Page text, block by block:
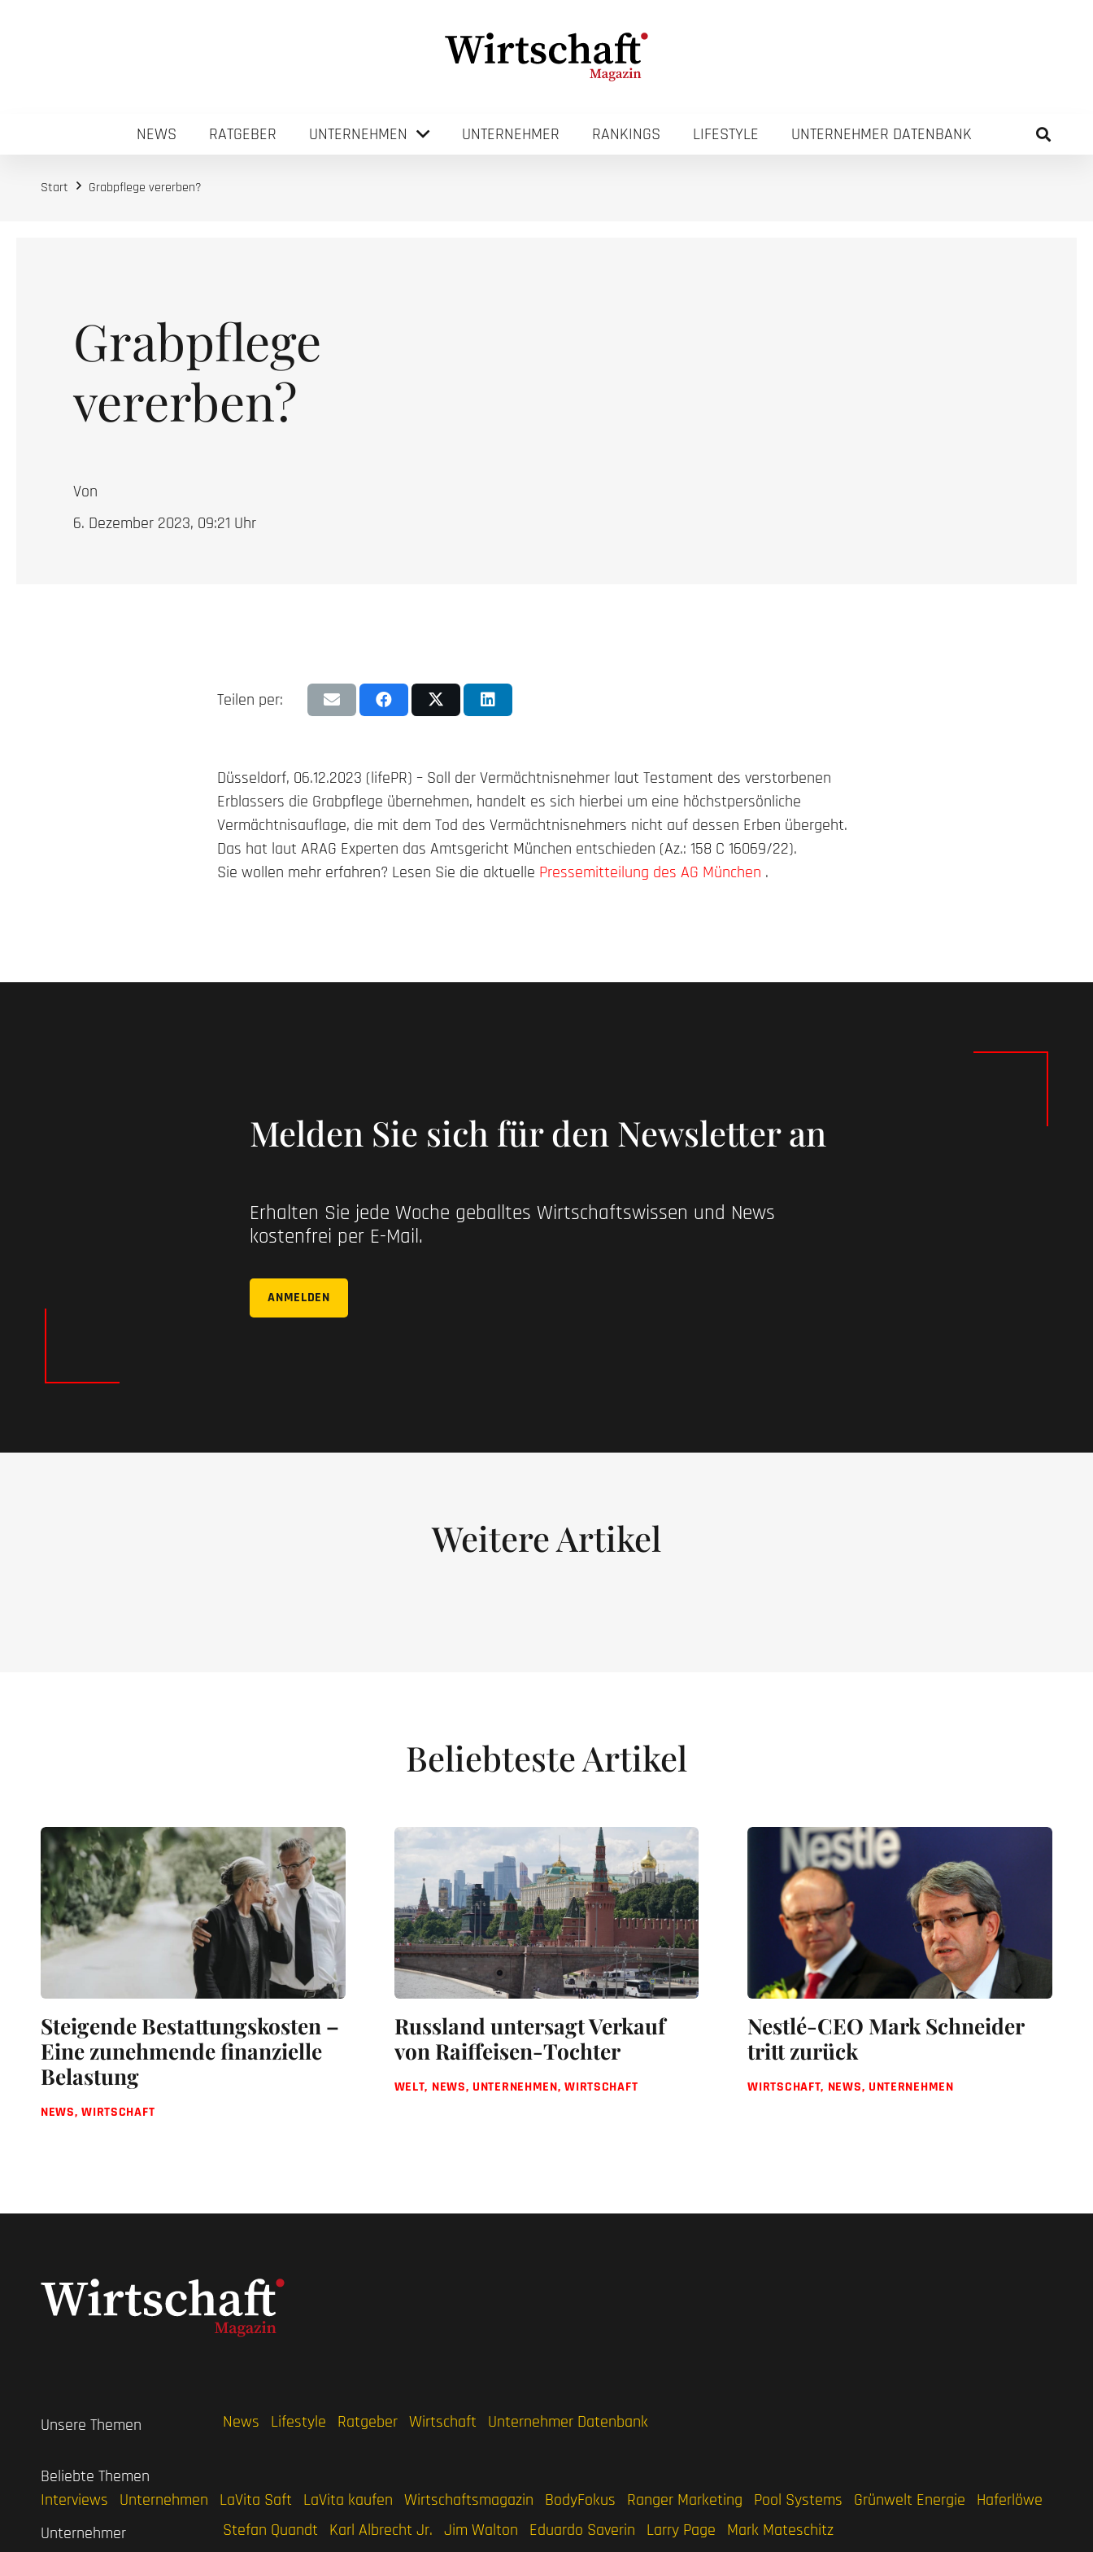
NEWS RATGEBER UNTERNEHMEN UNTERNEHMER RANKINGS LIFESTYLE UNTERNEHMER DATENBANK
Start Grabpflege vererben?
Grabpflege
vererben?
Von
6. Dezember 2023, 09:21 Uhr
Teilen per:
Düsseldorf, 06.12.2023 (lifePR) – Soll der Vermächtnisnehmer laut Testament des verstorbenen
Erblassers die Grabpflege übernehmen, handelt es sich hierbei um eine höchstpersönliche
Vermächtnisauflage, die mit dem Tod des Vermächtnisnehmers nicht auf dessen Erben übergeht.
Das hat laut ARAG Experten das Amtsgericht München entschieden (Az.: 158 C 16069/22).
Sie wollen mehr erfahren? Lesen Sie die aktuelle Pressemitteilung des AG München .
Melden Sie sich für den Newsletter an
Erhalten Sie jede Woche geballtes Wirtschaftswissen und News
kostenfrei per E-Mail.
ANMELDEN
Weitere Artikel
Beliebteste Artikel
Steigende Bestattungskosten –
Eine zunehmende finanzielle
Belastung
NEWS,WIRTSCHAFT
Russland untersagt Verkauf
von Raiffeisen-Tochter
WELT, NEWS, UNTERNEHMEN,WIRTSCHAFT
Nestlé-CEO Mark Schneider
tritt zurück
WIRTSCHAFT, NEWS, UNTERNEHMEN
Unsere Themen News Lifestyle Ratgeber Wirtschaft Unternehmer Datenbank
Beliebte Themen
Interviews
Unternehmen LaVita Saft LaVita kaufen Wirtschaftsmagazin BodyFokus Ranger Marketing Pool Systems Grünwelt Energie
Haferlöwe
Unternehmer
Stefan Quandt Karl Albrecht Jr. Jim Walton Eduardo Saverin Larry Page Mark Mateschitz